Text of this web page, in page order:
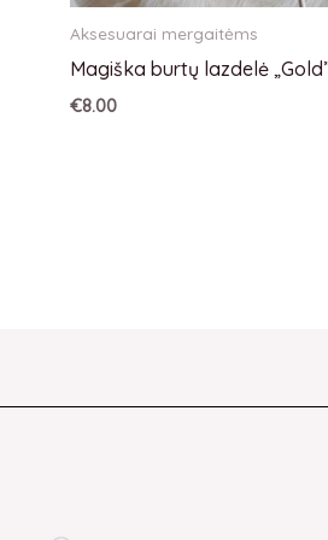
Aksesuarai mergaitėms
Magiška burtų lazdelė
€8.00